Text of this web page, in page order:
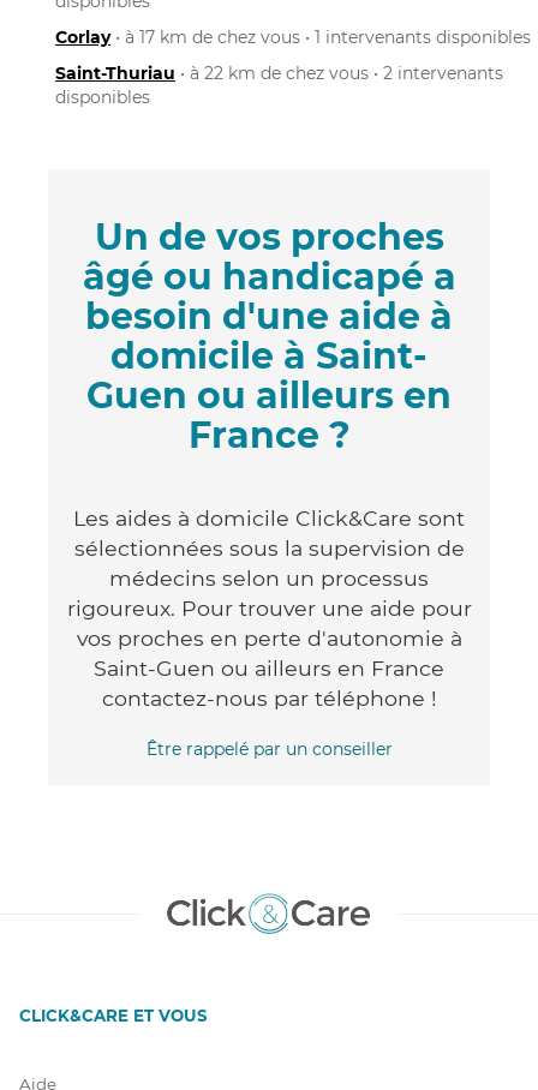
Corlay• à 17 km de chez vous • 1 intervenants disponibles
Saint-Thuriau • à 22 km de chez vous • 2 intervenants
disponibles
Un de vos proches
âgé ou handicapé a
besoin d'une aide à
domicile à Saint-
Guen ou ailleurs en
France ?
Les aides à domicile Click&Care sont
sélectionnées sous la supervision de
médecins selon un processus
rigoureux. Pour trouver une aide pour
vos proches en perte d'autonomie à
Saint-Guen ou ailleurs en France
contactez-nous par téléphone !
Être rappelé par un conseiller
CLICK&CARE ET VOUS
Aide